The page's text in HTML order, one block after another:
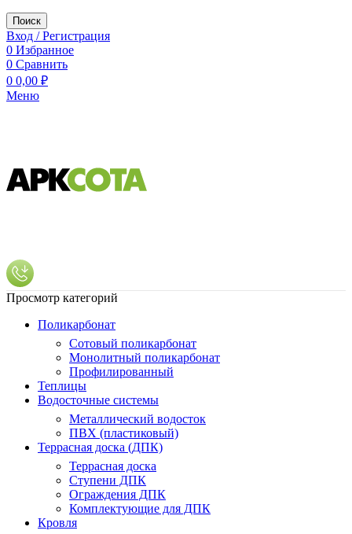
Поиск
Вход / Регистрация
0 Избранное
0 Сравнить
0 0,00 ₽
Меню
Просмотр категорий
Поликарбонат
Сотовый поликарбонат
Монолитный поликарбонат
Профилированный
Теплицы
Водосточные системы
Металлический водосток
ПВХ (пластиковый)
Террасная доска (ДПК)
Террасная доска
Ступени ДПК
Ограждения ДПК
Комплектующие для ДПК
Кровля